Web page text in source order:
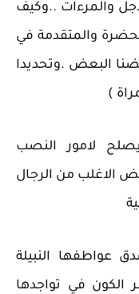
والمرءاّت ..وكيف
والمتقدمة في
البعض .وتحديدا
)
لامور النصب
الاغلب من الرجال
عواطفها النبيلة
الكون في تواجدها